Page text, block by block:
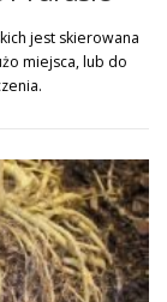
jest skierowana
miejsca, lub do